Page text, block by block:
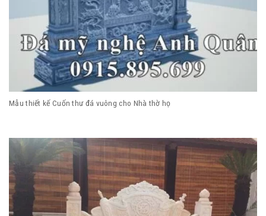
Mẫu thiết kế Cuốn thư đá vuông cho Nhà thờ họ